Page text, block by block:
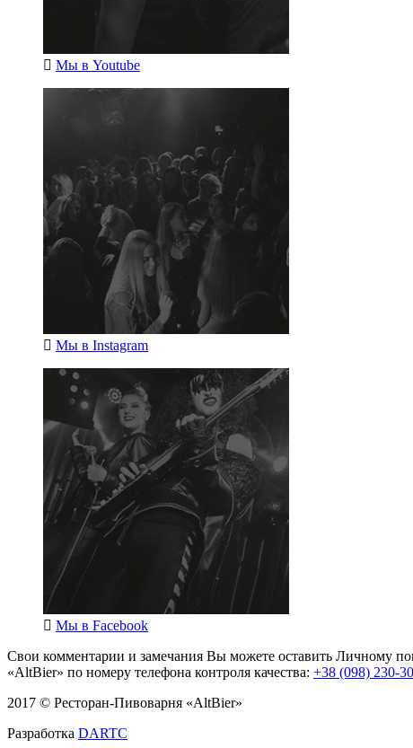
Мы в Youtube
Мы в Instagram
Мы в Facebook
Свои комментарии и замечания Вы можете оставить Личному
«AltBier» по номеру телефона контроля качества: +38 (098) 230-
2017 © Ресторан-Пивоварня «AltBier»
Разработка DARTC